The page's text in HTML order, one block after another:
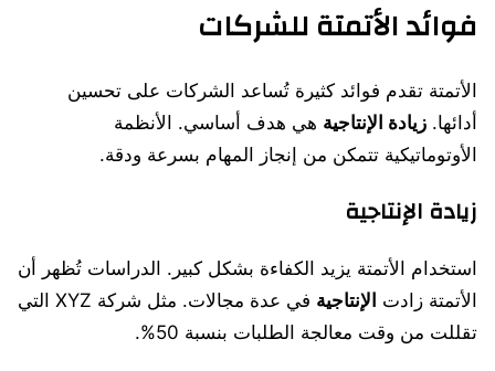
فوائد الأتمتة للشركات
الأتمتة تقدم فوائد كثيرة تُساعد الشركات على تحسين
أدائها. زيادة الإنتاجية هي هدف أساسي. الأنظمة
الأوتوماتيكية تتمكن من إنجاز المهام بسرعة ودقة.
زيادة الإنتاجية
استخدام الأتمتة يزيد الكفاءة بشكل كبير. الدراسات تُظهر أن
الأتمتة زادت الإنتاجية
في عدة مجالات. مثل شركة XYZ التي
تقللت من وقت معالجة الطلبات بنسبة 50%.